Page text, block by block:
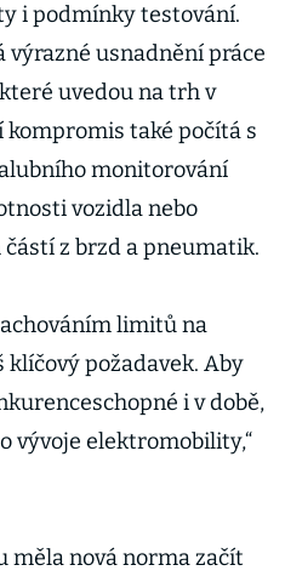
i podmínky testování.
výrazné usnadnění práce
uvedou na trh v
také počítá s
monitorování
vozidla nebo
z brzd a pneumatik.
limitů na
požadavek. Aby
i v době,
vývoje elektromobility,“
měla nová norma začít